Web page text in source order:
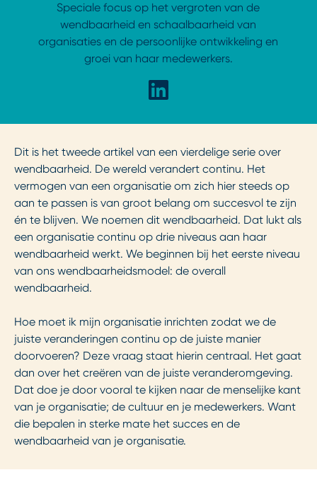
Speciale focus op het vergroten van de
wendbaarheid en schaalbaarheid van
organisaties en de persoonlijke ontwikkeling en
groei van haar medewerkers.
Dit is het tweede artikel van een vierdelige serie over
wendbaarheid. De wereld verandert continu. Het
vermogen van een organisatie om zich hier steeds op
aan te passen is van groot belang om succesvol te zijn
én te blijven. We noemen dit wendbaarheid. Dat lukt als
een organisatie continu op drie niveaus aan haar
wendbaarheid werkt. We beginnen bij het eerste niveau
van ons wendbaarheidsmodel: de overall
wendbaarheid.
Hoe moet ik mijn organisatie inrichten zodat we de
juiste veranderingen continu op de juiste manier
doorvoeren? Deze vraag staat hierin centraal. Het gaat
dan over het creëren van de juiste veranderomgeving.
Dat doe je door vooral te kijken naar de menselijke kant
van je organisatie; de cultuur en je medewerkers. Want
die bepalen in sterke mate het succes en de
wendbaarheid van je organisatie.